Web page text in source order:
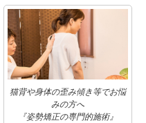
猫背や身体の歪み傾き等でお悩
みの方へ
『姿勢矯正の専門的施術』